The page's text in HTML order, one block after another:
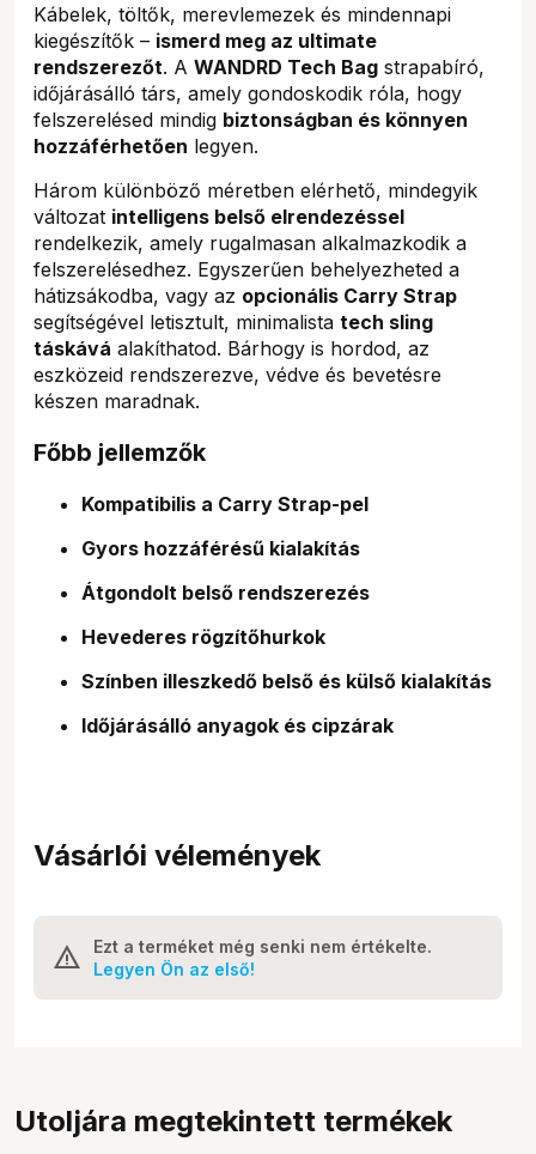
Kábelek, töltők, merevlemezek és mindennapi
kiegészítők – ismerd meg az ultimate
rendszerezőt. A WANDRD Tech Bag strapabíró,
időjárásálló társ, amely gondoskodik róla, hogy
felszerelésed mindig biztonságban és könnyen
hozzáférhetően legyen.
Három különböző méretben elérhető, mindegyik
változat intelligens belső elrendezéssel
rendelkezik, amely rugalmasan alkalmazkodik a
felszerelésedhez. Egyszerűen behelyezheted a
hátizsákodba, vagy az opcionális Carry Strap
segítségével letisztult, minimalista tech sling
táskává alakíthatod. Bárhogy is hordod, az
eszközeid rendszerezve, védve és bevetésre
készen maradnak.
Főbb jellemzők
Kompatibilis a Carry Strap-pel
Gyors hozzáférésű kialakítás
Átgondolt belső rendszerezés
Hevederes rögzítőhurkok
Színben illeszkedő belső és külső kialakítás
Időjárásálló anyagok és cipzárak
Vásárlói vélemények
Ezt a terméket még senki nem értékelte.
Legyen Ön az első!
Utoljára megtekintett termékek